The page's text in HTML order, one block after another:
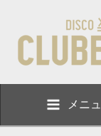
メニ